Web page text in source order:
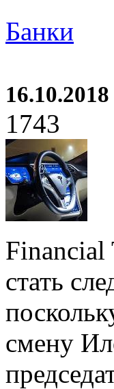
Банки
1743
Financial
стать
смену